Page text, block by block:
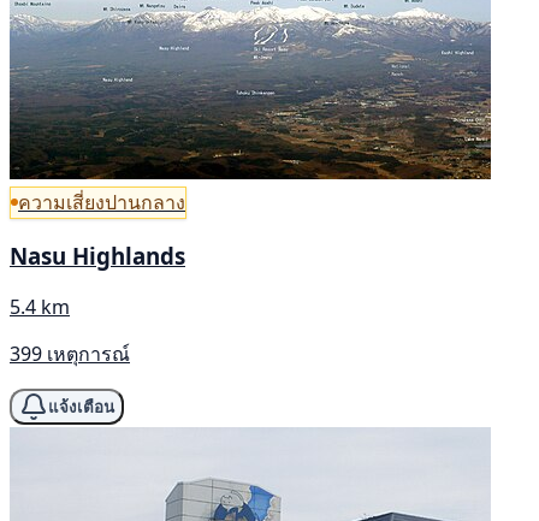
ความเสี่ยงปานกลาง
Nasu Highlands
5.4 km
399 เหตุการณ์
แจ้งเตือน